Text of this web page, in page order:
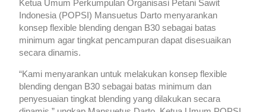
Ketua Umum Perkumpulan Organisasi Petani Sawit
Indonesia (POPSI) Mansuetus Darto menyarankan
konsep flexible blending dengan B30 sebagai batas
minimum agar tingkat pencampuran dapat disesuaikan
secara dinamis.
“Kami menyarankan untuk melakukan konsep flexible
blending dengan B30 sebagai batas minimum dan
penyesuaian tingkat blending yang dilakukan secara